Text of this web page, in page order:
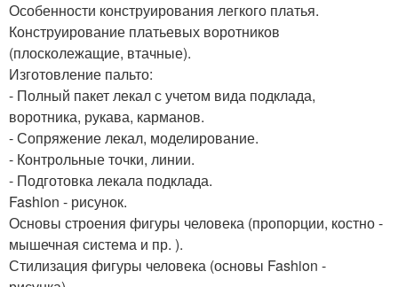
Особенности конструирования легкого платья.
Конструирование платьевых воротников
(плосколежащие, втачные).
Изготовление пальто:
- Полный пакет лекал с учетом вида подклада,
воротника, рукава, карманов.
- Сопряжение лекал, моделирование.
- Контрольные точки, линии.
- Подготовка лекала подклада.
Fashion - рисунок.
Основы строения фигуры человека (пропорции, костно -
мышечная система и пр. ).
Стилизация фигуры человека (основы Fashion -